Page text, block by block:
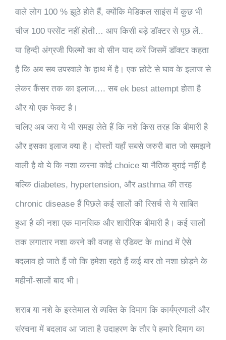
वाले लोग 100 % झूठे होते हैं, क्योंकि मेडिकल साइंस में कुछ भी
चीज 100 परसेंट नहीं होती… आप किसी बड़े डॉक्टर से पूछ लें..
या हिन्दी अंग्रजी फिल्मों का वो सीन याद करें जिसमें डॉक्टर कहता
है कि अब सब उपरवाले के हाथ में है। एक छोटे से घाव के इलाज से
लेकर कैंसर तक का इलाज…. सब ek best attempt होता है
और यो एक फेक्ट है।
चलिए अब जरा ये भी समझ लेते हैं कि नशे किस तरह कि बीमारी है
और इसका इलाज क्या है। दोस्तों यहाँ सबसे जरुरी बात जो समझने
वाली है वो ये कि नशा करना कोई choice या नैतिक बुराई नहीं है
बल्कि diabetes, hypertension, और asthma की तरह
chronic disease हैं पिछले कई सालों की रिसर्च से ये साबित
हुआ है की नशा एक मानसिक और शारीरिक बीमारी है। कई सालों
तक लगातार नशा करने की वजह से एडिक्ट के mind में ऐसे
बदलाव हो जाते हैं जो कि हमेशा रहते हैं कई बार तो नशा छोड़ने के
महीनों-सालों बाद भी।
शराब या नशे के इस्तेमाल से व्यक्ति के दिमाग कि कार्यप्रणाली और
संरचना में बदलाव आ जाता है उदाहरण के तौर पे हमारे दिमाग का